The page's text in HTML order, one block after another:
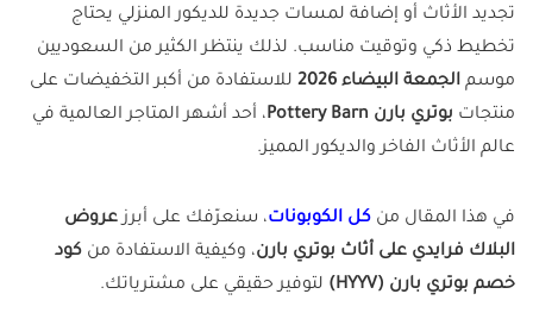
تجديد الأثاث أو إضافة لمسات جديدة للديكور المنزلي يحتاج
تخطيط ذكي وتوقيت مناسب. لذلك ينتظر الكثير من السعوديين
موسم الجمعة البيضاء 2026
للاستفادة من أكبر التخفيضات على
منتجات بوتري بارن Pottery Barn
، أحد أشهر المتاجر العالمية في
عالم الأثاث الفاخر والديكور المميز.
في هذا المقال من كل الكوبونات، سنعرّفك على أبرزعروض
البلاك فرايدي على أثاث بوتري بارن، وكيفية الاستفادة من كود
خصم بوتري بارن (HYYV)
لتوفير حقيقي على مشترياتك.